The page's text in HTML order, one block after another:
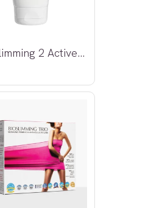
*Bioslimming 2 Active Slim Cream 100ml